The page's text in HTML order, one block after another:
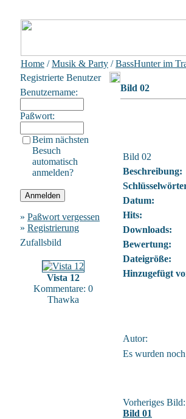
Home /Musik & Party /BassHunter im
Registrierte Benutzer
Benutzername:
Paßwort:
Beim nächsten
Besuch
automatisch
anmelden?
» Paßwort vergessen
» Registrierung
Zufallsbild
Vista 12
Kommentare: 0
Thawka
Bild 02
Bild 02
Beschreibung:
Datum:
Hits:
Downloads:
Bewertung:
Dateigröße:
Hinzugefügt
Autor:
Es wurden
Vorheriges Bild:
Bild 01